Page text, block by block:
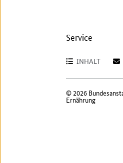
Service
INHALT
© 2026
Ernährung